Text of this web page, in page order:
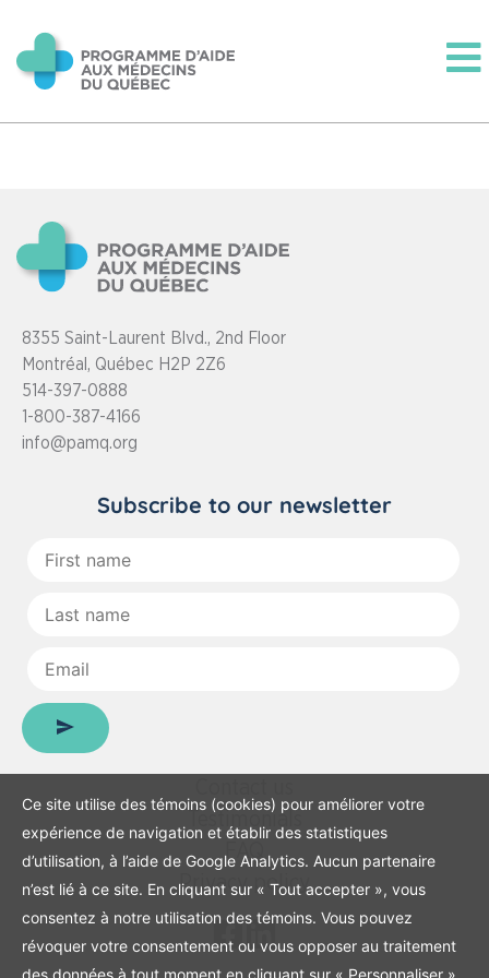
8355 Saint-Laurent Blvd., 2nd Floor
Montréal, Québec H2P 2Z6
514-397-0888
1-800-387-4166
info@pamq.org
Subscribe to our newsletter
name
name
Testimonials
FAQ
Privacy policy
Ce site utilise des témoins (cookies) pour améliorer votre
expérience de navigation et établir des statistiques
d’utilisation, à l’aide de Google Analytics. Aucun partenaire
n’est lié à ce site. En cliquant sur « Tout accepter », vous
consentez à notre utilisation des témoins. Vous pouvez
révoquer votre consentement ou vous opposer au traitement
des données à tout moment en cliquant sur « Personnaliser ».